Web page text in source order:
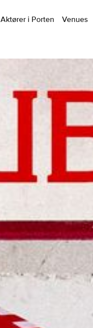
Aktører i Porten Venues